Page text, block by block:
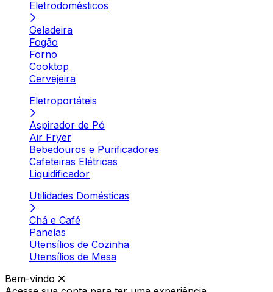
Eletrodomésticos
Geladeira
Fogão
Forno
Cooktop
Cervejeira
Eletroportáteis
Aspirador de Pó
Air Fryer
Bebedouros e Purificadores
Cafeteiras Elétricas
Liquidificador
Utilidades Domésticas
Chá e Café
Panelas
Utensílios de Cozinha
Utensílios de Mesa
Bem-vindo